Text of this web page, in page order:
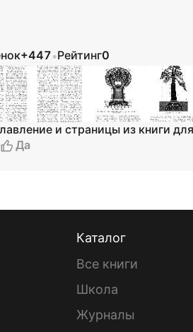
+447•Рейтинг0
и страницы из книги
Да
Каталог
Все книги
Школа
Журналы